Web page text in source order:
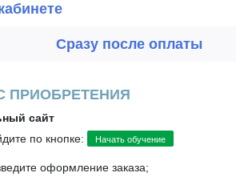
Сразу после оплаты
ПРИОБРЕТЕНИЯ
сайт
по кнопке:
Начать обучение
оформление заказа;